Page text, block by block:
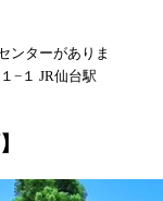
ンターがありま
−１ JR仙台駅